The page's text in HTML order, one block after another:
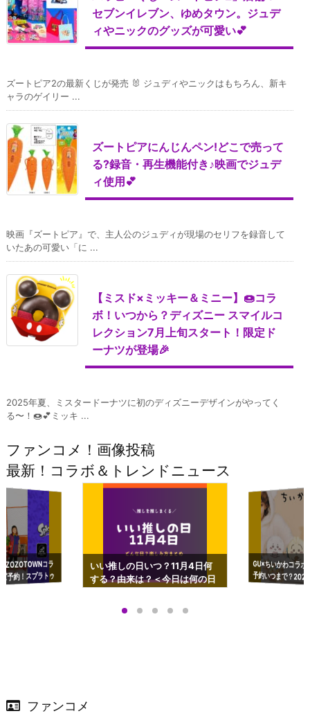
セブンイレブン、ゆめタウン。ジュデ
ィやニックのグッズが可愛い💕
ズートピア2の最新くじが発売 🐰 ジュディやニックはもちろん、新キ
ャラのゲイリー ...
ズートピアにんじんペン!どこで売って
る?録音・再生機能付き♪映画でジュデ
ィ使用💕
映画『ズートピア』で、主人公のジュディが現場のセリフを録音して
いたあの可愛い「に ...
【ミスド×ミッキー＆ミニー】🍩コラ
ボ！いつから？ディズニー スマイルコ
レクション7月上旬スタート！限定ド
ーナツが登場🎉
2025年夏、ミスタードーナツに初のディズニーデザインがやってく
る〜！🍩💕ミッキ ...
ファンコメ！画像投稿
最新！コラボ＆トレンドニュース
コラ
予約！スプラトゥ
ップも渋谷Hz
いい推しの日いつ？11月4日何
する？由来は？＜今日は何の日
GU×ちいかわコラ
予約いつまで？
ーチやショルダー
ファンコメ